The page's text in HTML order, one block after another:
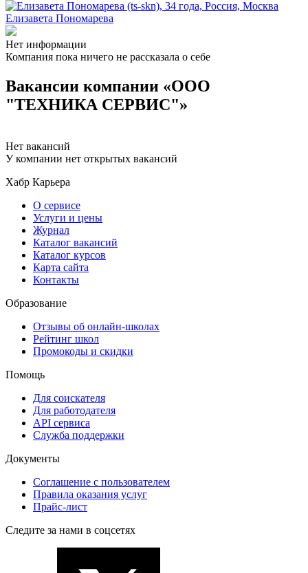
Елизавета Пономарева
Нет информации
Компания пока ничего не рассказала о себе
Вакансии компании «ООО
"ТЕХНИКА СЕРВИС"»
Нет вакансий
У компании нет открытых вакансий
Хабр Карьера
О сервисе
Услуги и цены
Журнал
Каталог вакансий
Каталог курсов
Карта сайта
Контакты
Образование
Отзывы об онлайн-школах
Рейтинг школ
Промокоды и скидки
Помощь
Для соискателя
Для работодателя
API сервиса
Служба поддержки
Документы
Соглашение с пользователем
Правила оказания услуг
Прайс-лист
Следите за нами в соцсетях